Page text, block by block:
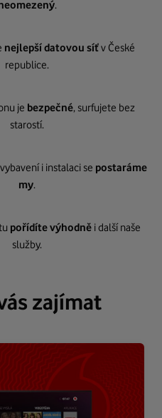
.
nejlepší datovou síťv České
republice.
je bezpečné, surfujete bez
starostí.
i instalaci se postaráme
my.
pořídíte výhodně i další naše
služby.
zajímat